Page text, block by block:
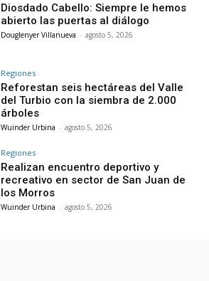
Diosdado Cabello: Siempre le hemos
abierto las puertas al diálogo
Douglenyer Villanueva - agosto 5, 2026
Regiones
Reforestan seis hectáreas del Valle
del Turbio con la siembra de 2.000
árboles
Wuinder Urbina - agosto 5, 2026
Regiones
Realizan encuentro deportivo y
recreativo en sector de San Juan de
los Morros
Wuinder Urbina - agosto 5, 2026